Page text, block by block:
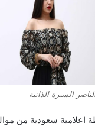
السيرة الذاتية